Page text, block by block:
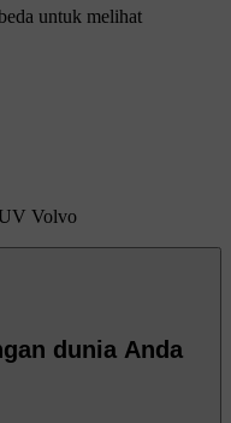
untuk melihat
Volvo
dunia Anda